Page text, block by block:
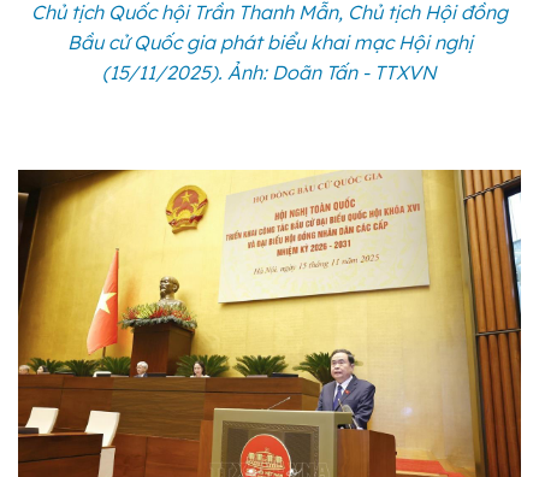
Chủ tịch Quốc hội Trần Thanh Mẫn, Chủ tịch Hội đồng
Bầu cử Quốc gia phát biểu khai mạc Hội nghị
(15/11/2025). Ảnh: Doãn Tấn - TTXVN